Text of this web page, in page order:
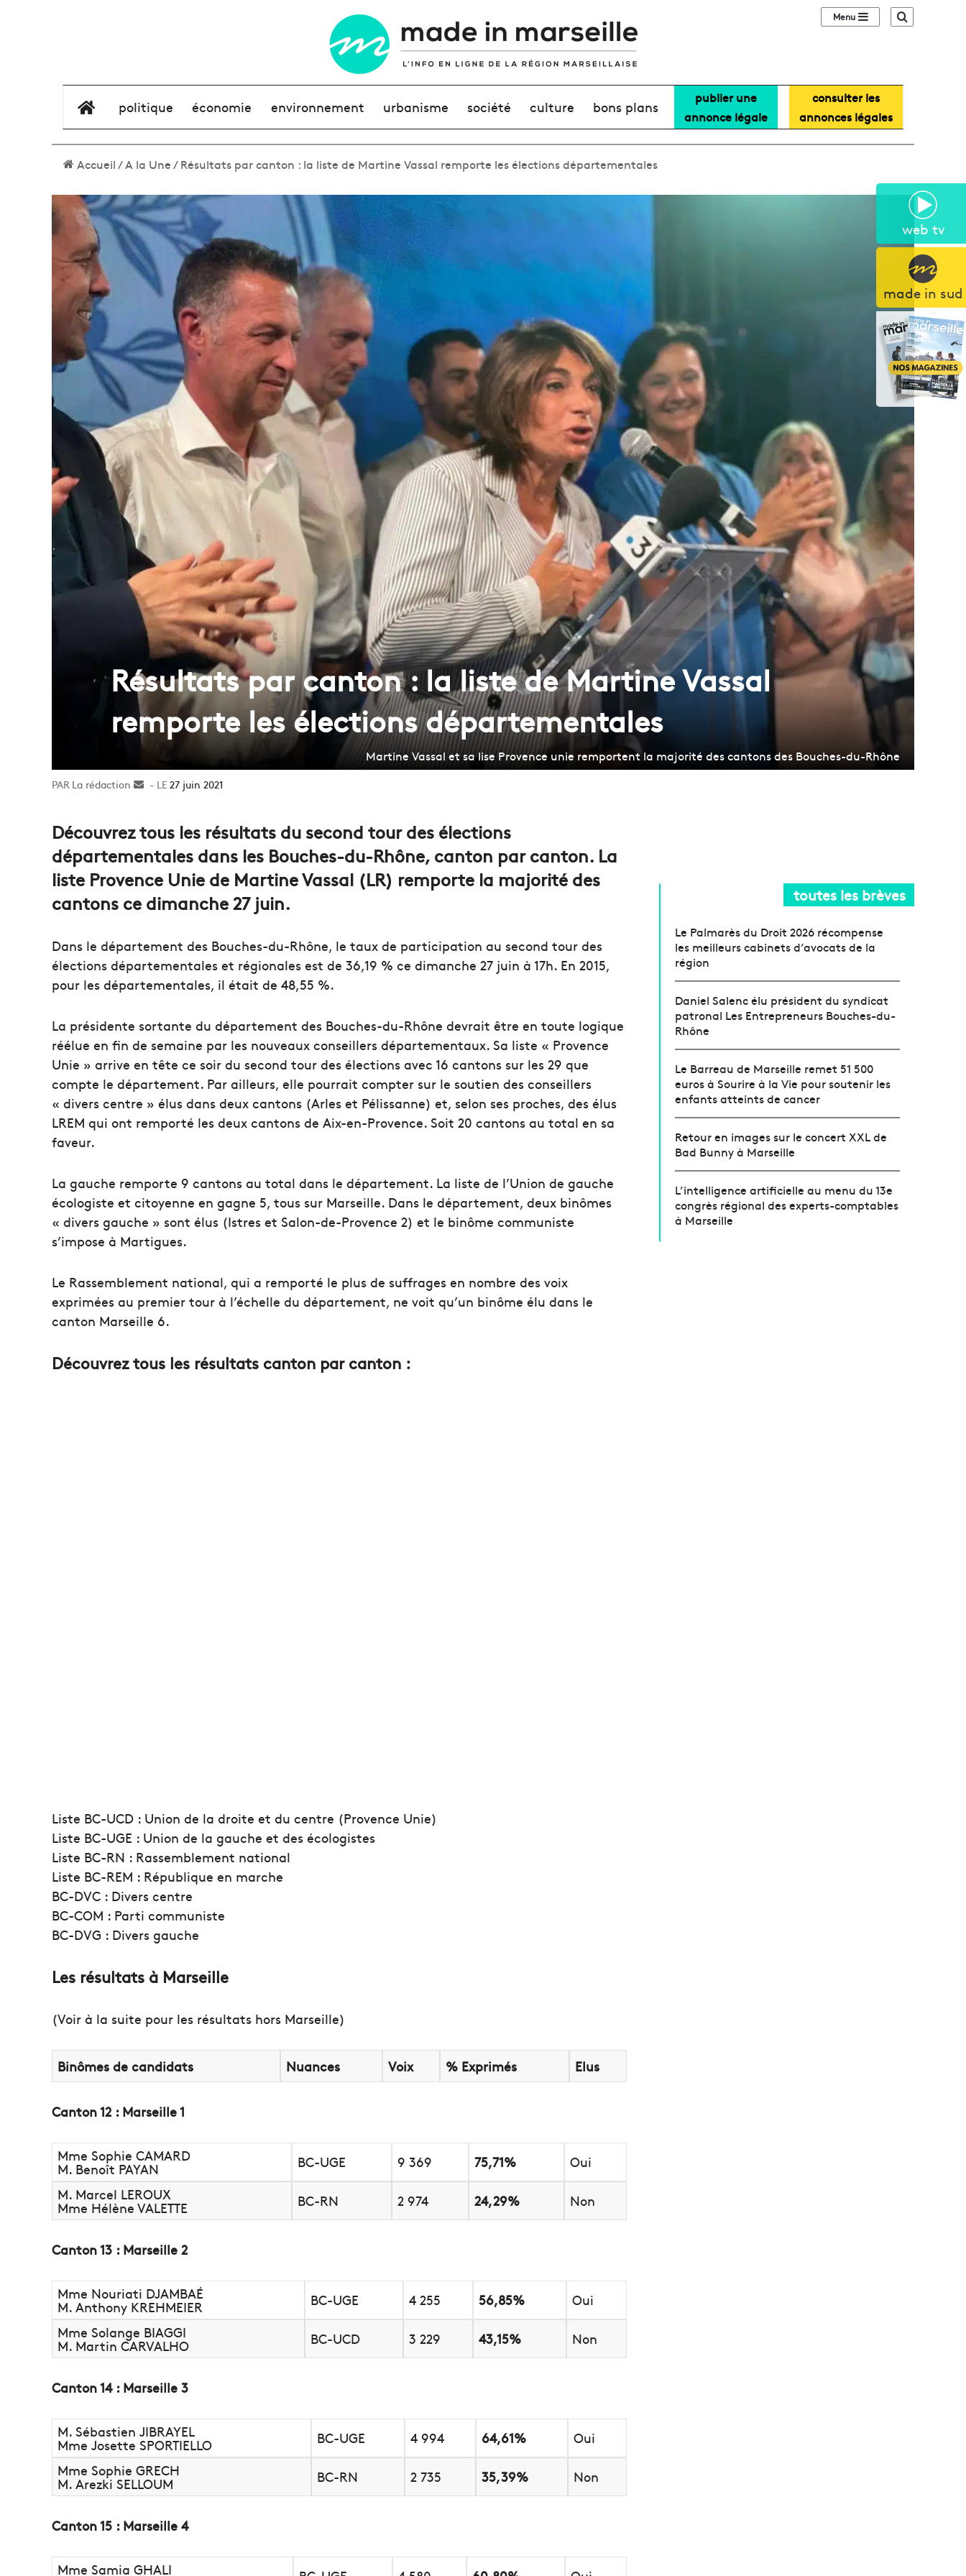
web tv
made in sud
Sidebar (barre
élément de menu
politique économie environnement urbanisme société culture bons plans
publier une
annonce légale
consulter les
annonces légales
Accueil/A la Une/Résultats par canton : la liste de Martine Vassal remporte les élections départementales
Résultats par canton : la liste de Martine Vassal
remporte les élections départementales
Martine Vassal et sa lise Provence unie remportent la majorité des cantons des Bouches-du-Rhône
La rédaction
Envoyer27 juin 2021
Découvrez tous les résultats du second tour des élections
départementales dans les Bouches-du-Rhône, canton par canton. La
liste Provence Unie de Martine Vassal (LR) remporte la majorité des
cantons ce dimanche 27 juin.
Dans le département des Bouches-du-Rhône, le taux de participation au second tour des
élections départementales et régionales est de 36,19 % ce dimanche 27 juin à 17h. En 2015,
pour les départementales, il était de 48,55 %.
La présidente sortante du département des Bouches-du-Rhône devrait être en toute logique
réélue en fin de semaine par les nouveaux conseillers départementaux. Sa liste « Provence
Unie » arrive en tête ce soir du second tour des élections avec 16 cantons sur les 29 que
compte le département. Par ailleurs, elle pourrait compter sur le soutien des conseillers
« divers centre » élus dans deux cantons (Arles et Pélissanne) et, selon ses proches, des élus
LREM qui ont remporté les deux cantons de Aix-en-Provence. Soit 20 cantons au total en sa
faveur.
La gauche remporte 9 cantons au total dans le département. La liste de l’Union de gauche
écologiste et citoyenne en gagne 5, tous sur Marseille. Dans le département, deux binômes
« divers gauche » sont élus (Istres et Salon-de-Provence 2) et le binôme communiste
s’impose à Martigues.
Le Rassemblement national, qui a remporté le plus de suffrages en nombre des voix
exprimées au premier tour à l’échelle du département, ne voit qu’un binôme élu dans le
canton Marseille 6.
Découvrez tous les résultats canton par canton :
Liste BC-UCD : Union de la droite et du centre (Provence Unie)
Liste BC-UGE : Union de la gauche et des écologistes
Liste BC-RN : Rassemblement national
Liste BC-REM : République en marche
BC-DVC : Divers centre
BC-COM : Parti communiste
BC-DVG : Divers gauche
Les résultats à Marseille
(Voir à la suite pour les résultats hors Marseille)
Binômes de candidats Nuances Voix % Exprimés Elus
Canton 12 : Marseille 1
Mme Sophie CAMARD
M. Benoît PAYAN BC-UGE 9 369 75,71%
Oui
M. Marcel LEROUX
Mme Hélène VALETTE BC-RN 2 974 24,29% Non
Canton 13 : Marseille 2
Mme Nouriati DJAMBAÉ
M. Anthony KREHMEIER BC-UGE 4 255 56,85%
Oui
Mme Solange BIAGGI
M. Martin CARVALHO BC-UCD 3 229 43,15% Non
Canton 14 : Marseille 3
M. Sébastien JIBRAYEL
Mme Josette SPORTIELLO BC-UGE 4 994 64,61%
Oui
Mme Sophie GRECH
M. Arezki SELLOUM BC-RN 2 735 35,39% Non
Canton 15 : Marseille 4
Mme Samia GHALI
toutes les brèves
Le Palmarès du Droit 2026 récompense
les meilleurs cabinets d’avocats de la
région
Daniel Salenc élu président du syndicat
patronal Les Entrepreneurs Bouches-du-
Rhône
Le Barreau de Marseille remet 51 500
euros à Sourire à la Vie pour soutenir les
enfants atteints de cancer
Retour en images sur le concert XXL de
Bad Bunny à Marseille
L’intelligence artificielle au menu du 13e
congrès régional des experts-comptables
à Marseille